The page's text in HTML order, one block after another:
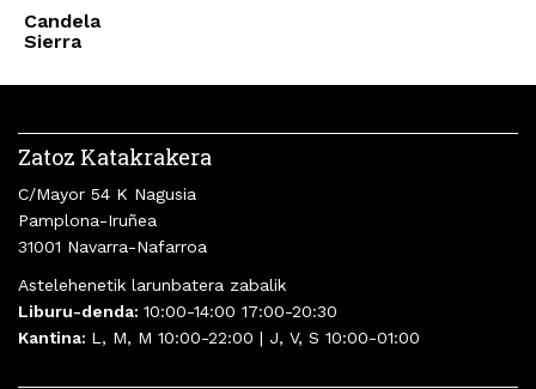
Candela
Sierra
Zatoz Katakrakera
C/Mayor 54 K Nagusia
Pamplona-Iruñea
31001 Navarra-Nafarroa
Astelehenetik larunbatera zabalik
Liburu-denda: 10:00-14:00 17:00-20:30
Kantina: L, M, M 10:00-22:00 | J, V, S 10:00-01:00